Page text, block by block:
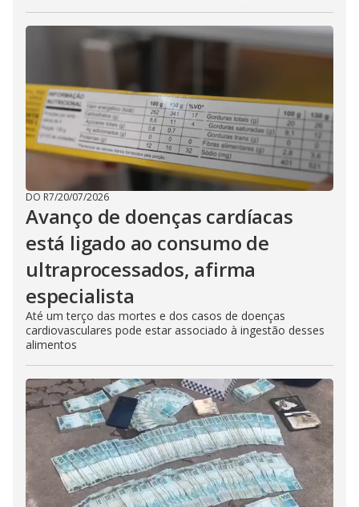
DO R7/20/07/2026
Avanço de doenças cardíacas
está ligado ao consumo de
ultraprocessados, afirma
especialista
Até um terço das mortes e dos casos de doenças
cardiovasculares pode estar associado à ingestão desses
alimentos